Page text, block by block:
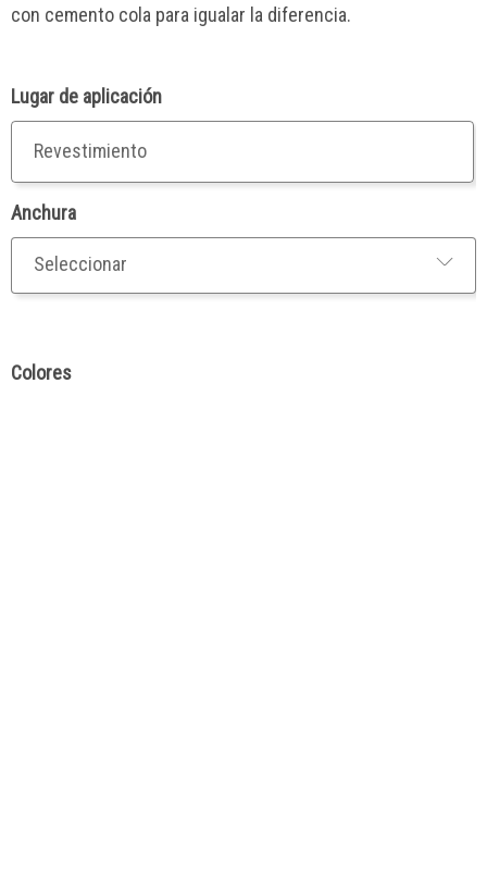
con cemento cola para igualar la diferencia.
Lugar de aplicación
Revestimiento
Anchura
Colores